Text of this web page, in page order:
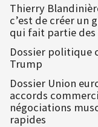
Thierry
c’est de créer un
qui fait partie des
Dossier politique
Trump
Dossier Union
accords
négociations
rapides